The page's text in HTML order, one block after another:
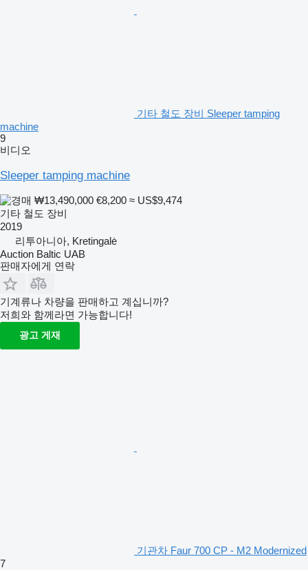
기타 철도 장비 Sleeper tamping
machine
9
비디오
Sleeper tamping machine
₩13,490,000 €8,200 ≈ US$9,474
기타 철도 장비
2019
리투아니아, Kretingalė
Auction Baltic UAB
판매자에게 연락
기계류나 차량을 판매하고 계십니까?
저희와 함께라면 가능합니다!
광고 게재
기관차 Faur 700 CP - M2 Modernized
7